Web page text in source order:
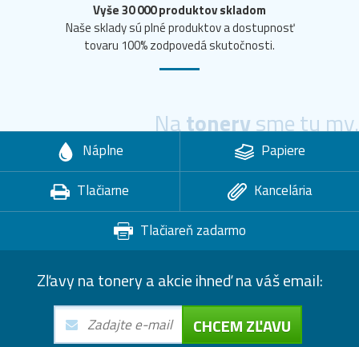
Vyše 30 000 produktov skladom
Naše sklady sú plné produktov a dostupnosť
tovaru 100% zodpovedá skutočnosti.
Natonerysme tu my.
Náplne
Papiere
Tlačiarne
Kancelária
Tlačiareň zadarmo
Zľavy na tonery a akcie ihneď na váš email:
CHCEM ZĽAVU